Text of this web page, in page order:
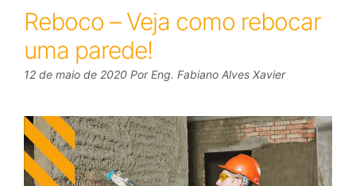
Reboco – Veja como rebocar
uma parede!
12 de maio de 2020 PorEng. Fabiano Alves Xavier